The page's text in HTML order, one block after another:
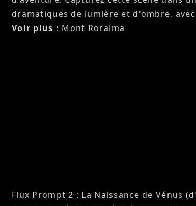
dramatiques de lumière et d'ombre,
Voir plus : Mont Roraima
Flux Prompt 2 : La Naissance de Vénus